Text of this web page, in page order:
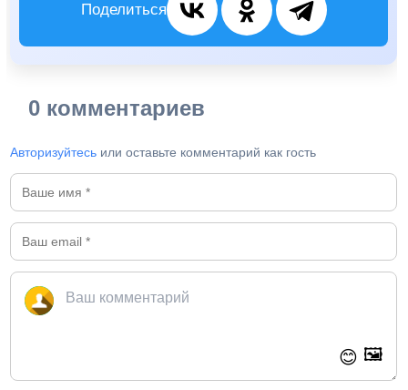
Поделиться
0 комментариев
Авторизуйтесь или оставьте комментарий как гость
😊 🖼️